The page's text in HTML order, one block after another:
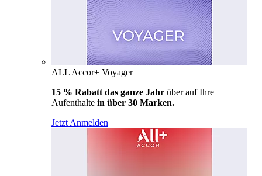
ALL Accor+ Voyager
15 % Rabatt das ganze Jahr über auf Ihre
Aufenthalte in über 30 Marken.
Jetzt Anmelden